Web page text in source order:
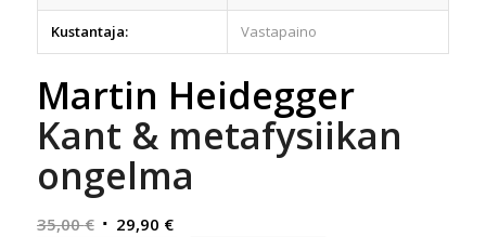
Kustantaja: Vastapaino
Martin Heidegger
Kant & metafysiikan
ongelma
35,00€ Alkuperäinen
29,90 €Nykyinen